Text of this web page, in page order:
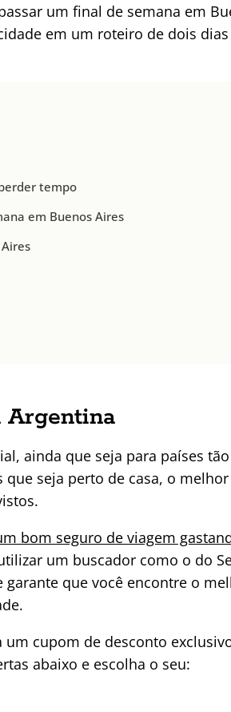
um final de semana em
em um roteiro de dois
tempo
em Buenos Aires
Argentina
ainda que seja para países
seja perto de casa, o
bom seguro de viagem
um buscador como o do
que você encontre o
cupom de desconto
abaixo e escolha o seu: